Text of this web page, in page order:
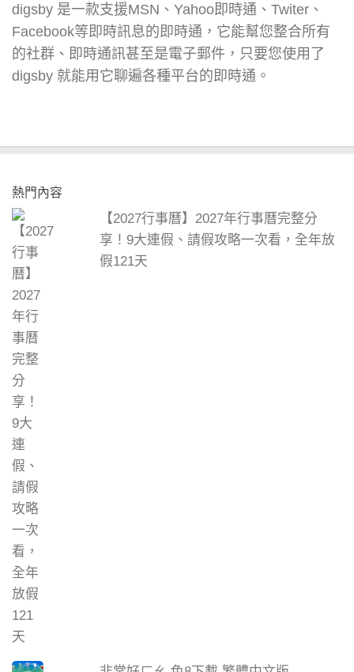
digsby 是一款支援MSN、Yahoo即時通、Twiter、
Facebook等即時訊息的即時通，它能幫您整合所有
的社群、即時通訊甚至是電子郵件，只要您使用了
digsby 就能用它聊遍各種平台的即時通。
熱門內容
【2027行事曆】2027年行事曆完整分
享！9大連假、請假攻略一次看，全年放
假121天